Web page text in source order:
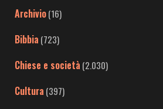
Archivio(16)
Bibbia (723)
Chiese e società (2.030)
Cultura (397)